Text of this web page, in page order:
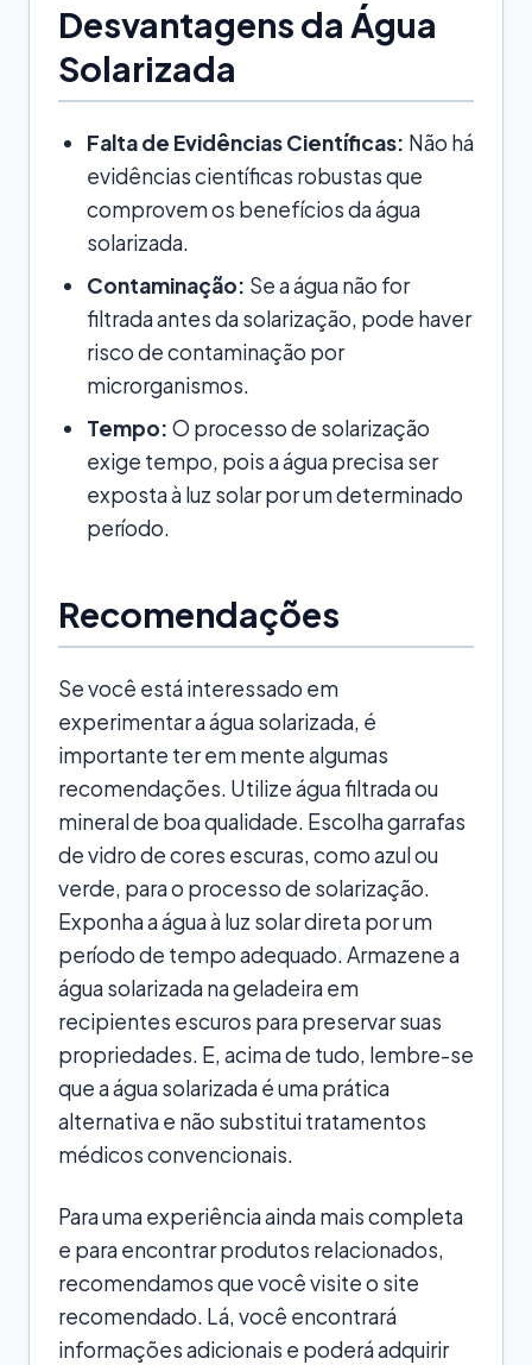
Desvantagens da Água
Solarizada
Falta de Evidências Científicas: Não há
evidências científicas robustas que
comprovem os benefícios da água
solarizada.
Contaminação: Se a água não for
filtrada antes da solarização, pode haver
risco de contaminação por
microrganismos.
Tempo: O processo de solarização
exige tempo, pois a água precisa ser
exposta à luz solar por um determinado
período.
Recomendações
Se você está interessado em
experimentar a água solarizada, é
importante ter em mente algumas
recomendações. Utilize água filtrada ou
mineral de boa qualidade. Escolha garrafas
de vidro de cores escuras, como azul ou
verde, para o processo de solarização.
Exponha a água à luz solar direta por um
período de tempo adequado. Armazene a
água solarizada na geladeira em
recipientes escuros para preservar suas
propriedades. E, acima de tudo, lembre-se
que a água solarizada é uma prática
alternativa e não substitui tratamentos
médicos convencionais.
Para uma experiência ainda mais completa
e para encontrar produtos relacionados,
recomendamos que você visite o site
recomendado. Lá, você encontrará
informações adicionais e poderá adquirir